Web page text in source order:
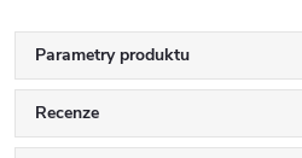
Parametry produktu
Recenze